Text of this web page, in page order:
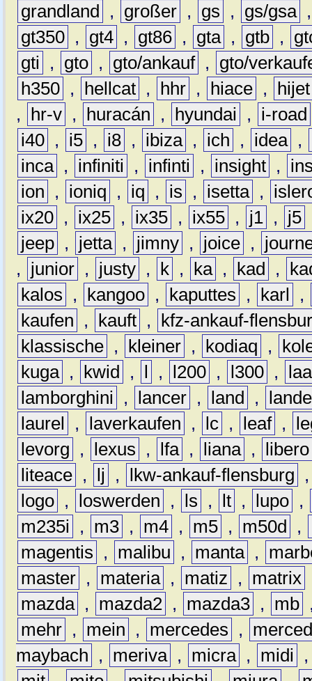
grandland
, großer , gs , gs/gsa
gt350 , gt4 , gt86 , gta , gtb ,
gti
, gto , gto/ankauf ,
gto/
h350 , hellcat , hhr , hiace ,
hijet
,
hr-v , huracán , hyundai ,
i-road
i40 , i5 , i8 , ibiza , ich , idea ,
inca , infiniti , infinti , insight ,
ion
, ioniq , iq , is , isetta ,
ix20 , ix25 , ix35 , ix55 , j1 , j5
jeep , jetta , jimny , joice ,
,
junior , justy , k , ka , kad ,
kalos
, kangoo , kaputtes , karl
,
kaufen
, kauft ,
kfz-ankauf-
klassische , kleiner , kodiaq ,
kuga , kwid , l , l200 , l300 ,
lamborghini
, lancer , land ,
laurel
, laverkaufen , lc , leaf ,
levorg
, lexus , lfa , liana ,
libero
liteace , lj , lkw-ankauf-flensburg
logo , loswerden , ls , lt , lupo ,
m235i
, m3 , m4 , m5 , m50d ,
magentis
, malibu , manta ,
master , materia , matiz , matrix
mazda , mazda2 , mazda3 , mb
mehr , mein , mercedes ,
maybach
, meriva , micra , midi